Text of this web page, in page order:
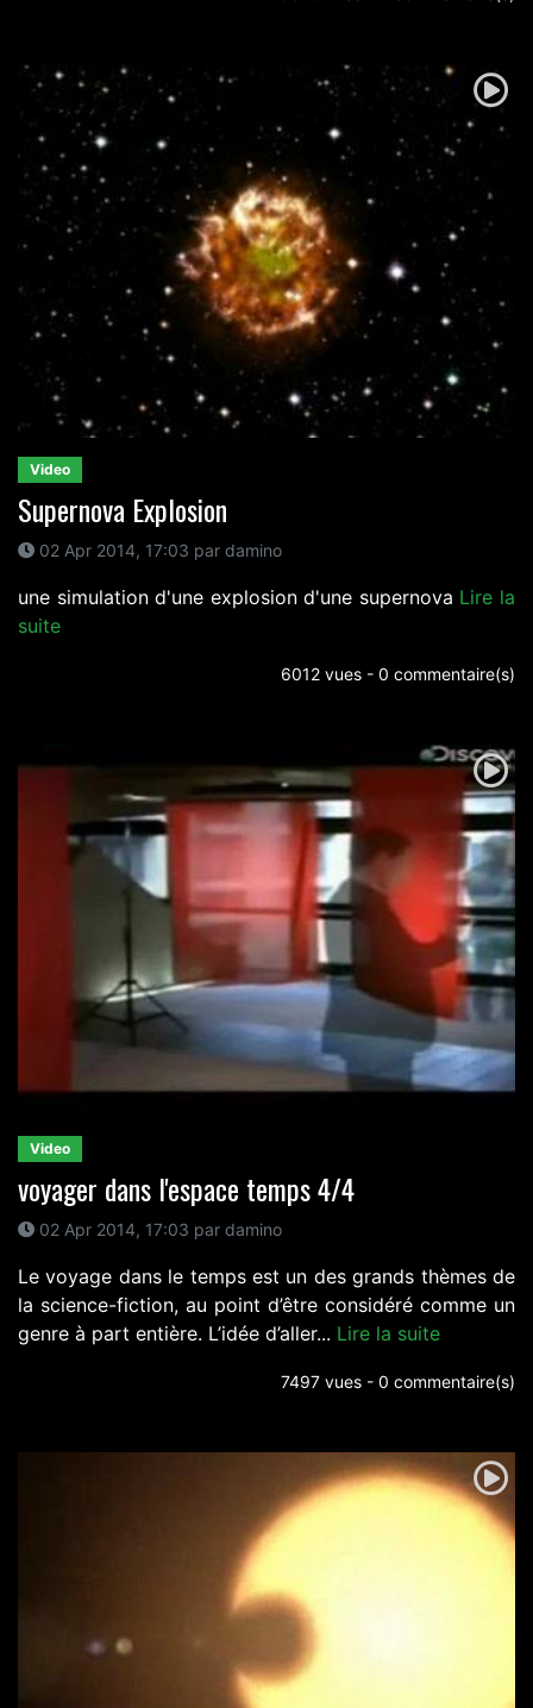
Video
Supernova Explosion
02 Apr 2014, 17:03 par damino
une simulation d'une explosion d'une supernova Lire la
suite
6012 vues - 0 commentaire(s)
Video
voyager dans l'espace temps 4/4
02 Apr 2014, 17:03 par damino
Le voyage dans le temps est un des grands thèmes de
la science-fiction, au point d’être considéré comme un
genre à part entière. L’idée d’aller... Lire la suite
7497 vues - 0 commentaire(s)